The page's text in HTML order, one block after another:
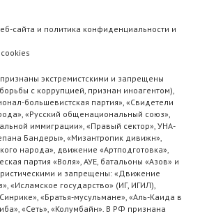
сайта и политика конфиденциальности и
экстремистскими и запрещены
с коррупцией, признан иноагентом),
большевистская партия», «Свидетели
«Русский общенациональный союз»,
иммиграции», «Правый сектор», УНА-
Бандеры», «Мизантропик дивижн»,
народа», движение «Артподготовка»,
партия «Воля», АУЕ, батальоны «Азов» и
и запрещены: «Движение
«Исламское государство» (ИГ, ИГИЛ),
«Братья-мусульмане», «Аль-Каида в
«Сеть», «Колумбайн». В РФ признана